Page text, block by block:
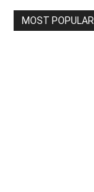
MOST POPULAR